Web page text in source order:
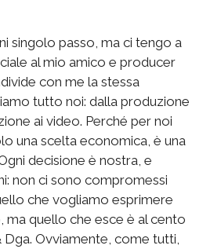
singolo passo, ma ci tengo a
al mio amico e producer
con me la stessa
tutto noi: dalla produzione
ai video. Perché per noi
una scelta economica, è una
decisione è nostra, e
non ci sono compromessi
che vogliamo esprimere
ma quello che esce è al cento
Ovviamente, come tutti,